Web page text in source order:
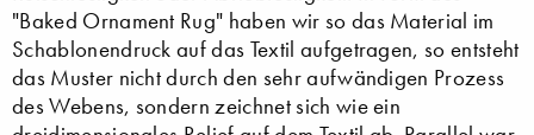
"Baked Ornament Rug" haben wir so das Material im
Schablonendruck auf das Textil aufgetragen, so entsteht
das Muster nicht durch den sehr aufwändigen Prozess
des Webens, sondern zeichnet sich wie ein